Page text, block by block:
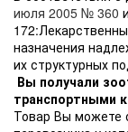
июля 2005 № 360
назначения
их структурных
Вы получали
транспортными
Товар Вы можете